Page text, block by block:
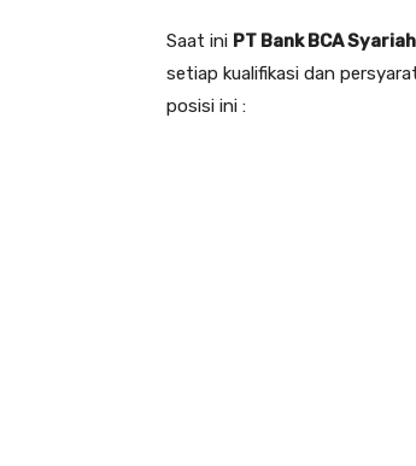
Saat ini PT Bank BCA Syariah
setiap kualifikasi dan
posisi ini :